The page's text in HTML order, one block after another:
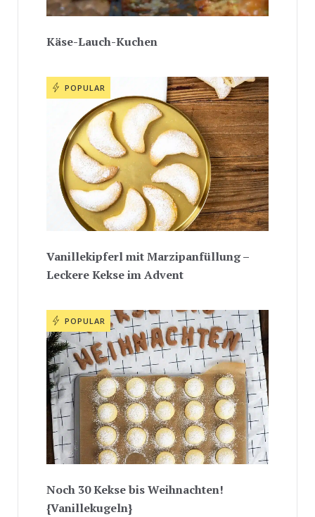
Käse-Lauch-Kuchen
POPULAR
Vanillekipferl mit Marzipanfüllung –
Leckere Kekse im Advent
POPULAR
Noch 30 Kekse bis Weihnachten!
{Vanillekugeln}